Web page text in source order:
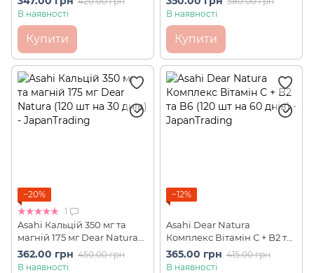
В наявності
Купити
В наявності
Купити
−20%
1
Asahi Кальцій 350 мг та
магній 175 мг Dear Natura
(120 шт на 30 днів)
362.00 грн 450.00 грн
В наявності
−12%
Asahi Dear Natura
Комплекс Вітамін С + B2 та
B6 (120 шт на 60 днів)
365.00 грн 415.00 грн
В наявності